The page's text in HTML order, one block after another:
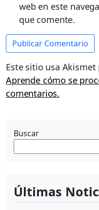
web en este
que comente.
Este sitio usa
Aprende cómo se
comentarios.
Buscar
Últimas